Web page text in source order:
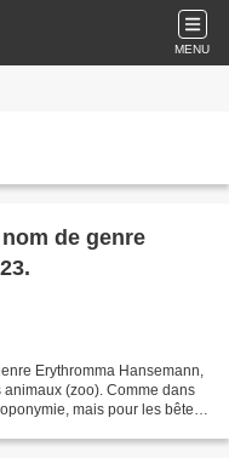
MENU
de genre
Erythromma Hansemann,
animaux (zoo). Comme dans
mais pour les bêtes.